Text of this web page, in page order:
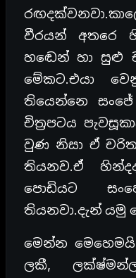
වීරයන් අතරෙ
හඬෙන් හා සුළු
මේකට.එයා
තියෙන්නෙ
චිත්‍රපටය
වුණ නිසා ඒ
තියනව.ඒ
පොඩියට
තියනවා.දැන් යමු
මෙන්න මෙහෙමයි
ලකී,